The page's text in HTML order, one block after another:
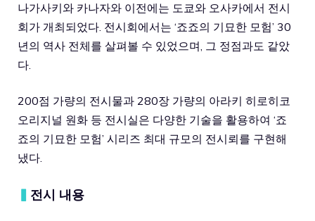
나가사키와 카나자와 이전에는 도쿄와 오사카에서 전시
회가 개최되었다. 전시회에서는 ‘죠죠의 기묘한 모험’ 30
년의 역사 전체를 살펴볼 수 있었으며, 그 정점과도 같았
다.
200점 가량의 전시물과 280장 가량의 아라키 히로히코
오리지널 원화 등 전시실은 다양한 기술을 활용하여 ‘죠
죠의 기묘한 모험’ 시리즈 최대 규모의 전시뢰를 구현해
냈다.
▍ 전시 내용